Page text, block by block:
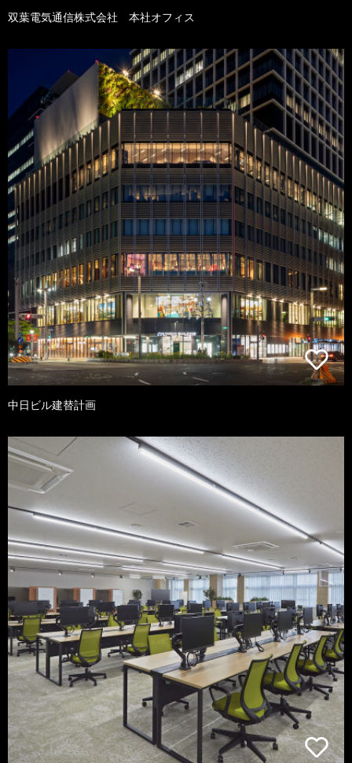
双葉電気通信株式会社 本社オフィス
中日ビル建替計画